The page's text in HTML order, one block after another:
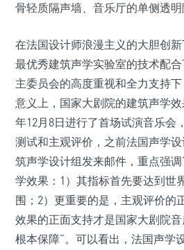
骨轻质隔声墙、音乐厅的单侧透明
在法国设计师浪漫主义的大胆创
最优秀建筑声学实验室的技术配
主委员会的高度重视和全力支持
意义上，国家大剧院的建筑声学
年12月8日进行了首场试演音乐会
测试和主观评价，之前法国声学
筑声学设计组发来邮件，重点强
学效果：1）其指标首先要达到世
围；2）更重要的是，主观评价的
效果的正面支持才是国家大剧院
根本保障”。可以看出，法国声学